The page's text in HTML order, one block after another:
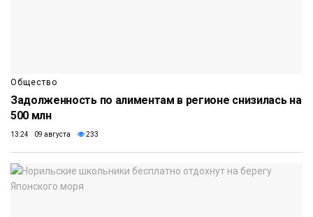
Общество
Задолженность по алиментам в регионе снизилась на
500 млн
13:24 09 августа 233